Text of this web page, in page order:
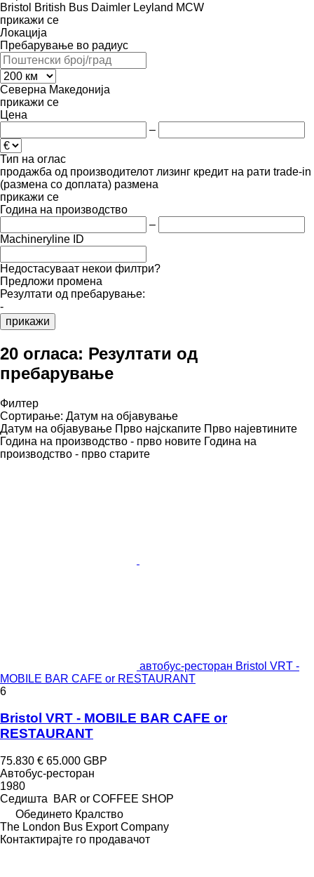
Bristol British Bus Daimler Leyland MCW
прикажи се
Локација
Пребарување во радиус
Северна Македонија
прикажи се
Цена
–
Тип на оглас
продажба од производителот лизинг кредит на рати trade-in
(размена со доплата) размена
прикажи се
Година на производство
–
Machineryline ID
Недостасуваат некои филтри?
Предложи промена
Резултати од пребарување:
-
прикажи
20 огласа: Резултати од
пребарување
Филтер
Сортирање: Датум на објавување
Датум на објавување Прво најскапите Прво најевтините
Година на производство - прво новите Година на
производство - прво старите
автобус-ресторан Bristol VRT -
MOBILE BAR CAFE or RESTAURANT
6
Bristol VRT - MOBILE BAR CAFE or
RESTAURANT
75.830 € 65.000 GBP
Автобус-ресторан
1980
Седишта
BAR or COFFEE SHOP
Обединето Кралство
The London Bus Export Company
Контактирајте го продавачот